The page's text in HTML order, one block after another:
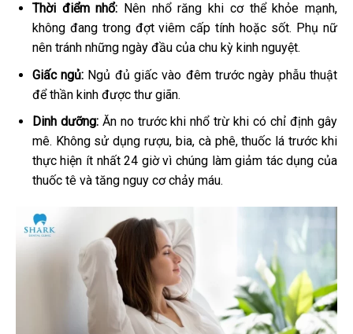
Thời điểm nhổ: Nên nhổ răng khi cơ thể khỏe mạnh,
không đang trong đợt viêm cấp tính hoặc sốt. Phụ nữ
nên tránh những ngày đầu của chu kỳ kinh nguyệt.
Giấc ngủ: Ngủ đủ giấc vào đêm trước ngày phẫu thuật
để thần kinh được thư giãn.
Dinh dưỡng:Ăn no trước khi nhổ trừ khi có chỉ định gây
mê. Không sử dụng rượu, bia, cà phê, thuốc lá trước khi
thực hiện ít nhất 24 giờ vì chúng làm giảm tác dụng của
thuốc tê và tăng nguy cơ chảy máu.